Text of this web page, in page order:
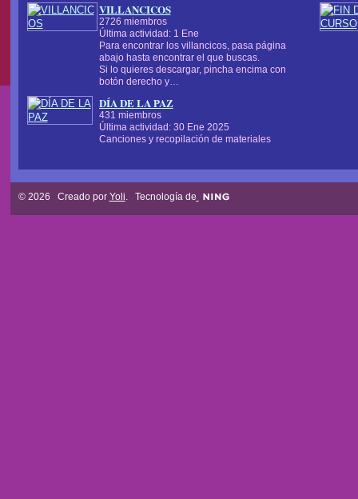
VILLANCICOS
2726 miembros
Última actividad: 1 Ene
Para encontrar los villancicos, pasa página
abajo hasta encontrar el que buscas.
Si lo quieres descargar, pincha encima con
botón derecho y…
DÍA DE LA PAZ
431 miembros
Última actividad: 30 Ene 2025
Canciones y recopilación de materiales
© 2026 Creado por Yoli. Tecnología de